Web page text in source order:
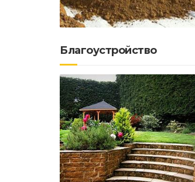
Благоустройство